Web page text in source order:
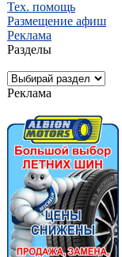
Тех. помощь
Размещение афиш
Реклама
Разделы
Реклама